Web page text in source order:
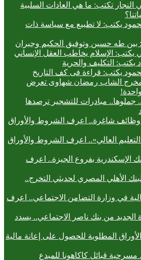
النجار تكتب: ما هي العادات السلبية
يكتب: لا تطبيع مع سياسة ذات
بين طه حسين وتوفيق الحكيم وجبران
يكتب: الإسلام يخاطب العقل الإنساني
يكتب: التكليف والحرية
يكتب: قراءة فى كف التاريخ
الشاب رمضان شهاوى تعرض
مبادرات للتشجير ترصدها
وظائف شاغرة.. اعرف الشروط والأوراق
العالي».. اعرف الشروط والأوراق
الإسكندرية بفروع الجيزة.. اعرف
الأهلي المصري لحديثي التخرج..
خالية في وزارة التضامن الاجتماعي.. اعرف
من بنك ناصر الاجتماعي.. يسدد
المطلوبة للحصول على إعانة مالية
مسرحية قبائل كاكاهونا للمبدع